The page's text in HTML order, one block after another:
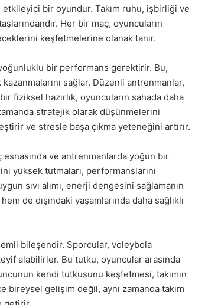
bir oyundur. Takım ruhu, işbirliği ve
Her bir maç, oyuncuların
keşfetmelerine olanak tanır.
bir performans gerektirir. Bu,
sağlar. Düzenli antrenmanlar,
fiziksel hazırlık, oyuncuların sahada daha
stratejik olarak düşünmelerini
ve stresle başa çıkma yeteneğini artırır.
ve antrenmanlarda yoğun bir
yüksek tutmaları, performanslarını
sıvı alımı, enerji dengesini sağlamanın
de dışındaki yaşamlarında daha sağlıklı
bileşendir. Sporcular, voleybola
alabilirler. Bu tutku, oyuncular arasında
kendi tutkusunu keşfetmesi, takımın
bireysel gelişim değil, aynı zamanda takım